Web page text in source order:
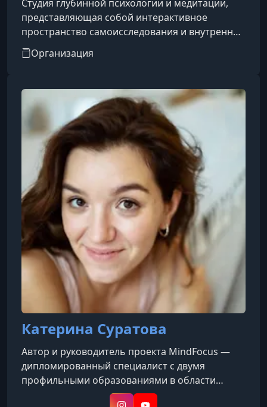
Студия глубинной психологии и медитации,
представляющая собой интерактивное
пространство самоисследования и внутренней
работы. Проект помогает участникам лучше
понимать себя, свои эмоции, окружающих и
западных научных подходов к психике и
древних практик гармонизации внутреннего
состояния — таких как психоанализ, арт-
терапия и телесно-ориентированные методы,
а также элементы медитации и восточной
философии
Организация
Катерина Суратова
Автор и руководитель проекта MindFocus —
дипломированный специалист с двумя
профильными образованиями в области
педагогики и психоанализа. Более 11 лет он